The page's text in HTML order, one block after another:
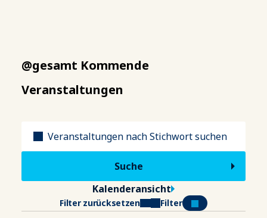
@gesamt Kommende
Veranstaltungen
Kalenderansicht
Filter zurücksetzen Filter